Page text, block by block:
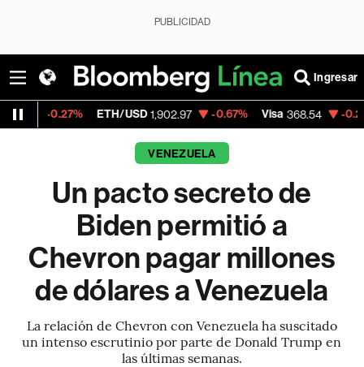
PUBLICIDAD
Ingresar
ETH/USD 1,902.97 -0.67% Visa 368.54 -0.28%
VENEZUELA
Un pacto secreto de
Biden permitió a
Chevron pagar millones
de dólares a Venezuela
La relación de Chevron con Venezuela ha suscitado
un intenso escrutinio por parte de Donald Trump en
las últimas semanas.